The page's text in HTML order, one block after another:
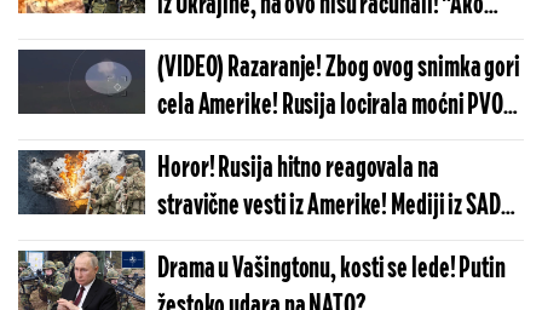
krenu svi stanovnici..."
(VIDEO) Razaranje! Zbog ovog snimka gori
cela Amerike! Rusija locirala moćni PVO
sistem Vašingtona, pa lansirala
"iskander" - rezultat je jasan!
Horor! Rusija hitno reagovala na
stravične vesti iz Amerike! Mediji iz SAD
se tek sada setili da objave ovo?!
Drama u Vašingtonu, kosti se lede! Putin